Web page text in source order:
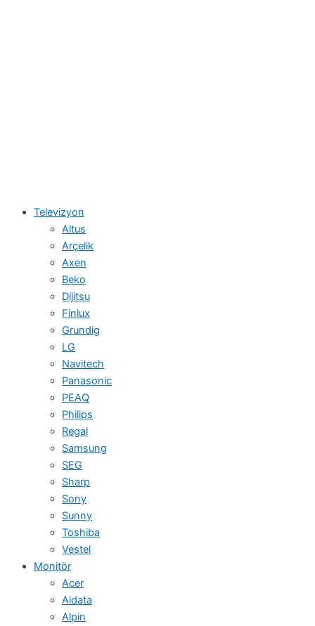
Televizyon
Altus
Arçelik
Axen
Beko
Dijitsu
Finlux
Grundig
LG
Navitech
Panasonic
PEAQ
Philips
Regal
Samsung
SEG
Sharp
Sony
Sunny
Toshiba
Vestel
Monitör
Acer
Aidata
Alpin